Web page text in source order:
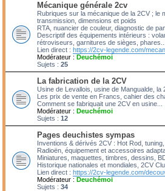
Mécanique générale 2cv
Rubriques sur la mécanique de la 2CV ; le
transmission, dimensions et poids
RTA, nuancier de couleur, diagnostic de
Descriptif des équipements intérieurs :
rétroviseurs, garnitures de sièges, phares...
Lien direct : https://2cv-legende.com/
Modérateur : Deuchémoi
Sujets : 25
La fabrication de la 2CV
Usine de Levallois, usine de Mangualde, la
Les prix de vente en Francs, cahier des
Comment se fabriquait une 2CV en usine...
Modérateur : Deuchémoi
Sujets : 12
Pages deuchistes sympas
Inventions & dérivés 2CV : Hot Rod,
Radioën, équipement et accessoires
Miniatures, maquettes, timbres, dessins,
Historique nationales et mondiales, 2CV
Lien direct : https://2cv-legende.com/
Modérateur : Deuchémoi
Sujets : 34